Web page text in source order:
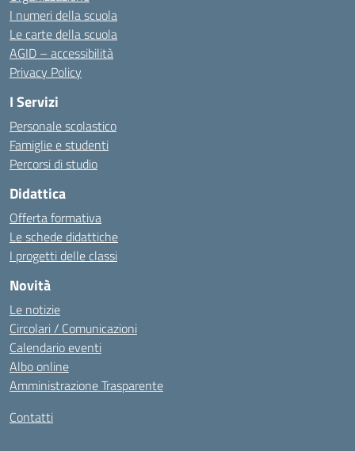
I numeri della scuola
Le carte della scuola
AGID – accessibilità
Privacy Policy
I Servizi
Personale scolastico
Famiglie e studenti
Percorsi di studio
Didattica
Offerta formativa
Le schede didattiche
I progetti delle classi
Novità
Le notizie
Circolari / Comunicazioni
Calendario eventi
Albo online
Amministrazione Trasparente
Contatti